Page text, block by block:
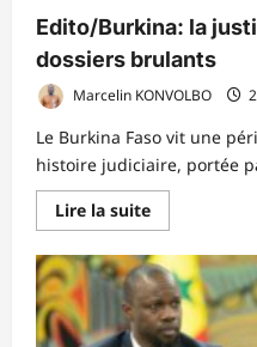
Edito/Burkina: la
dossiers brulants
Marcelin KONVOLBO
Le Burkina Faso vit une
histoire judiciaire, portée
Lire la suiteEn
savoir
sur
Edito/
la
justice
au